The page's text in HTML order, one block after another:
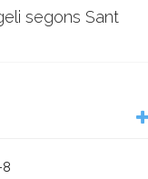
segons Sant
8